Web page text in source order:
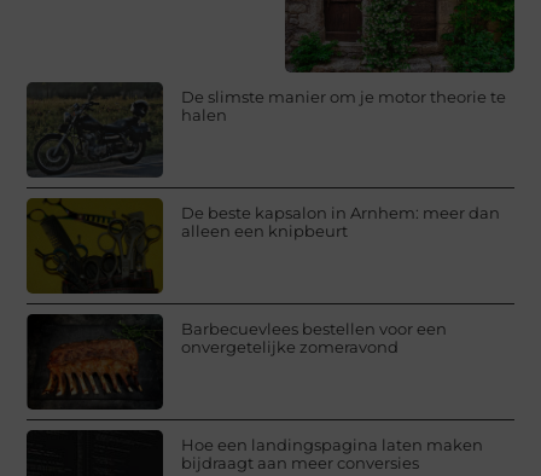
De slimste manier om je motor theorie te
halen
De beste kapsalon in Arnhem: meer dan
alleen een knipbeurt
Barbecuevlees bestellen voor een
onvergetelijke zomeravond
Hoe een landingspagina laten maken
bijdraagt aan meer conversies